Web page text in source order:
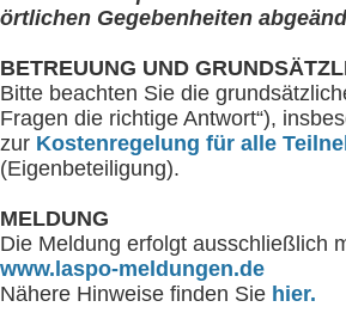
örtlichen Gegebenheiten
BETREUUNG UND
Bitte beachten Sie die
Fragen die richtige Antwort“),
zur Kostenregelung für alle
(Eigenbeteiligung).
MELDUNG
Die Meldung erfolgt ausschließlich
www.laspo-meldungen.de
Nähere Hinweise finden Sie hier.